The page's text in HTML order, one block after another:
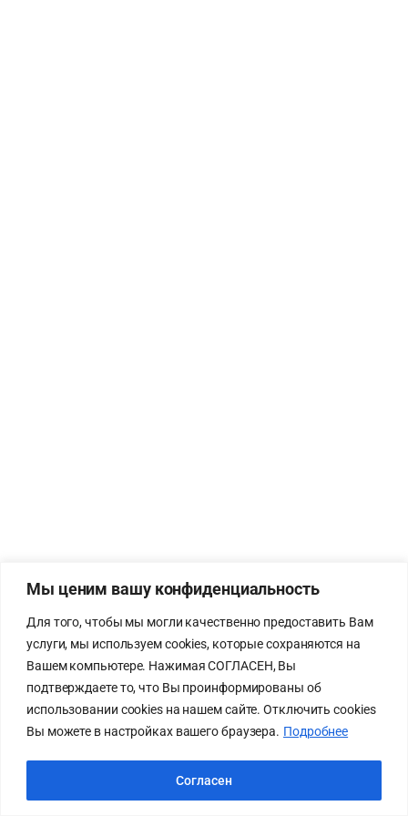
Мы ценим вашу конфиденциальность
Для того, чтобы мы могли качественно предоставить Вам
услуги, мы используем cookies, которые сохраняются на
Вашем компьютере. Нажимая СОГЛАСЕН, Вы
подтверждаете то, что Вы проинформированы об
использовании cookies на нашем сайте. Отключить cookies
Вы можете в настройках вашего браузера. Подробнее
Согласен